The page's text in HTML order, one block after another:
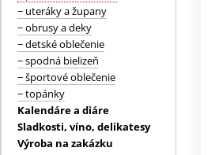
− uteráky a župany
− obrusy a deky
− detské oblečenie
− spodná bielizeň
− športové oblečenie
− topánky
Kalendáre a diáre
Sladkosti, víno, delikatesy
Výroba na zakázku